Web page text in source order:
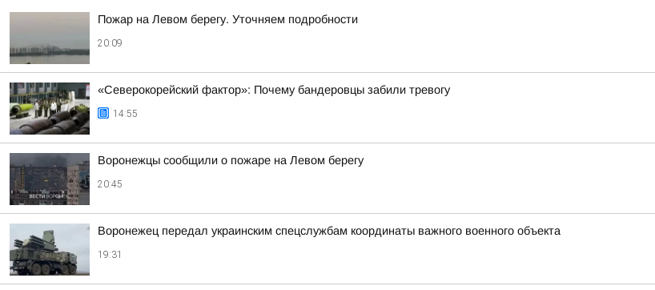
Пожар на Левом берегу. Уточняем подробности
20:09
«Северокорейский фактор»: Почему бандеровцы забили тревогу
14:55
Воронежцы сообщили о пожаре на Левом берегу
20:45
Воронежец передал украинским спецслужбам координаты важного военного объекта
19:31